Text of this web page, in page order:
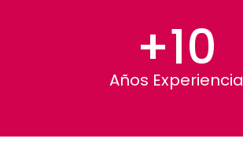
Años Experiencia
+10